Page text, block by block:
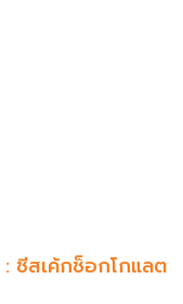
ชีสเค้กช็อกโกแลต